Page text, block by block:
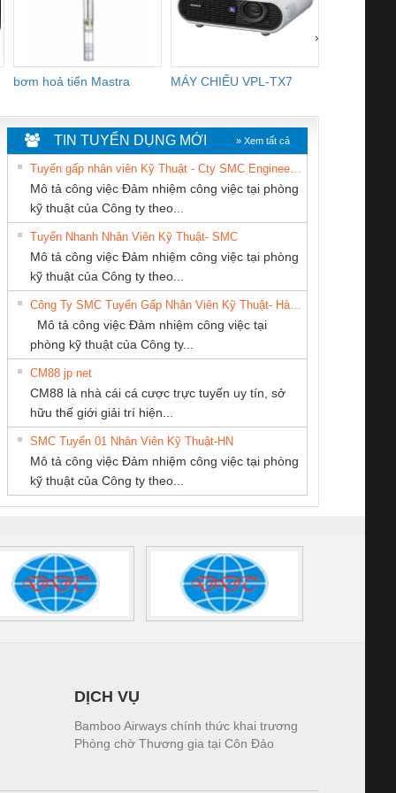
bơm hoả tiển Mastra MÁY CHIẾU VPL-TX7
›
An Toàn
Contact
– PSR-
SCP-
FSP/2X1/1X2
sát chuỗi
tấm pin
16I+
(2502520000)
Bộ giám sát chuỗi
tấm pin
TRANSCLINIC 16I+
1K5 L (2433950000)
Bộ giám sát dòng
TRANSCLINIC 16I+
(2008130000)
Bộ chỉnh lưu nguồn
điện TRANSCLINIC
BKE 1K5.4
(7791400879)2. Giá
Nẹp nhôm chống
trơn Đà Nẵng
TY TNHH
THUẬT KTECH
NAM
CÔNG TY TNHH
MEKONG MARINE
SUPPLY
Công ty TNHH
Ba Miền
TY TNHH
BỊ CÔNG
NIHON
VIỆT
Ba Miền
KINH DOANH
TIN TUYỂN DỤNG MỚI » Xem tất cả
Mô tả công việc Đảm nhiệm công việc tại phòng
kỹ thuật của Công ty theo...
Tuyển Nhanh Nhân Viên Kỹ Thuật- SMC
Mô tả công việc Đảm nhiệm công việc tại phòng
kỹ thuật của Công ty theo...
Mô tả công việc Đảm nhiệm công việc tại
phòng kỹ thuật của Công ty...
CM88 jp net
CM88 là nhà cái cá cược trực tuyến uy tín, sở
hữu thế giới giải trí hiện...
SMC Tuyển 01 Nhân Viên Kỹ Thuật-HN
Mô tả công việc Đảm nhiệm công việc tại phòng
kỹ thuật của Công ty theo...
DỊCH VỤ
Bamboo Airways chính thức khai trương
Phòng chờ Thương gia tại Côn Đảo